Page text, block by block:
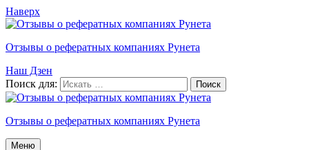
Наверх
Отзывы о рефератных компаниях Рунета
Наш Дзен
Поиск для:
Отзывы о рефератных компаниях Рунета
Меню